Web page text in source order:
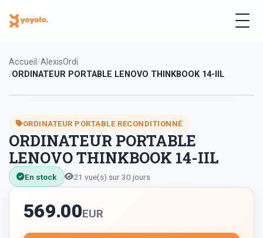
Accueil AlexisOrdi
ORDINATEUR PORTABLE LENOVO THINKBOOK 14-IIL
ORDINATEUR PORTABLE RECONDITIONNÉ
ORDINATEUR PORTABLE
LENOVO THINKBOOK 14-IIL
En stock 21 vue(s) sur 30 jours
569.00EUR